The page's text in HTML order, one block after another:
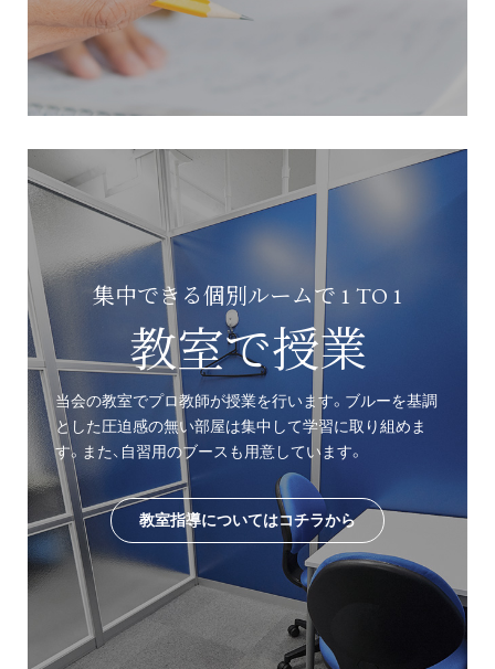
集中できる個別ルームで 1 TO 1
教室で授業
当会の教室でプロ教師が授業を行います。ブルーを基調
とした圧迫感の無い部屋は集中して学習に取り組めま
す。また、自習用のブースも用意しています。
教室指導についてはコチラから